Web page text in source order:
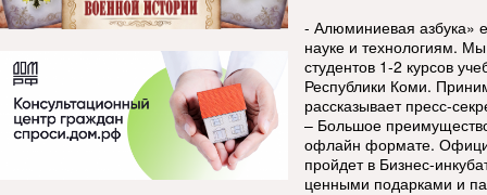
- Алюминиевая азбука»
науке и технологиям.
студентов 1-2 курсов
Республики Коми.
рассказывает пресс-
– Большое
офлайн формате.
пройдет в Бизнес-
ценными подарками и